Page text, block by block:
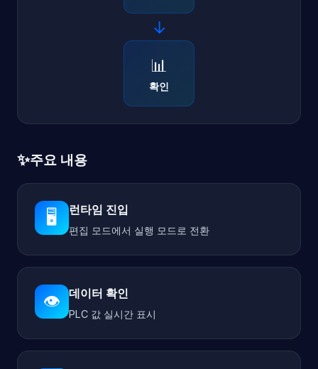
→
📊
확인
✨주요 내용
🖥️ 런타임 진입
편집 모드에서 실행 모드로 전환
👁️ 데이터 확인
PLC 값 실시간 표시